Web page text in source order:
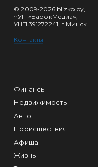
© 2009-2026 blizko.by,
ЧУП «БарокМедиа»,
УНП 391272241, г.Минск
Контакты
Финансы
Недвижимость
Авто
Происшествия
Афиша
Жизнь